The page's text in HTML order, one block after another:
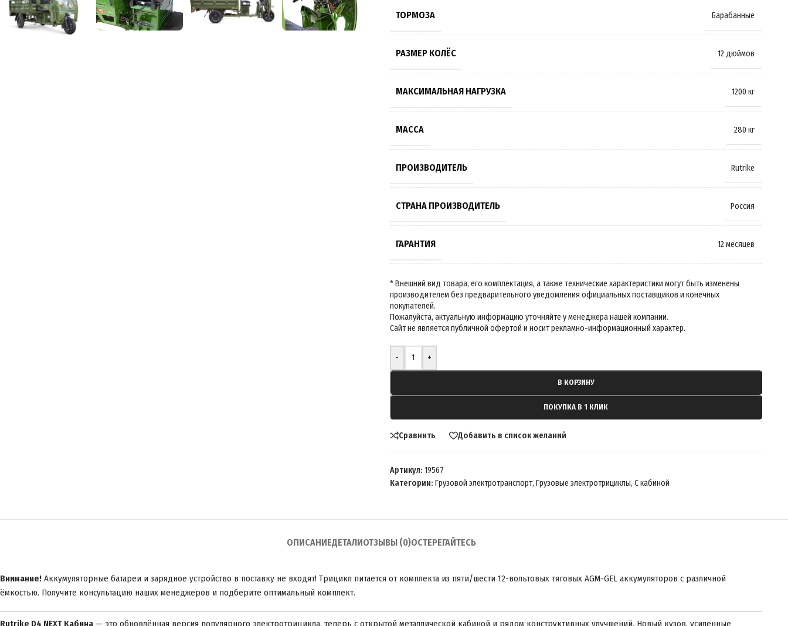
ТОРМОЗА Барабанные
РАЗМЕР КОЛЁС 12 дюймов
МАКСИМАЛЬНАЯ НАГРУЗКА 1200 кг
МАССА 280 кг
ПРОИЗВОДИТЕЛЬ Rutrike
СТРАНА ПРОИЗВОДИТЕЛЬ Россия
ГАРАНТИЯ 12 месяцев
- +
В КОРЗИНУ
ПОКУПКА В 1 КЛИК
Сравнить Добавить в список желаний
Артикул: 19567
Категории: Грузовой электротранспорт, Грузовые электротрициклы, С кабиной
ОПИСАНИЕДЕТАЛИОТЗЫВЫ (0)ОСТЕРЕГАЙТЕСЬ
Внимание! Аккумуляторные батареи и зарядное устройство в поставку не входят! Трицикл питается от комплекта из пяти/шести 12-вольтовых тяговых AGM-GEL аккумуляторов с различной
ёмкостью. Получите консультацию наших менеджеров и подберите оптимальный комплект.
Rutrike D4 NEXT Кабина — это обновлённая версия популярного электротрицикла, теперь с открытой металлической кабиной и рядом конструктивных улучшений. Новый кузов, усиленные